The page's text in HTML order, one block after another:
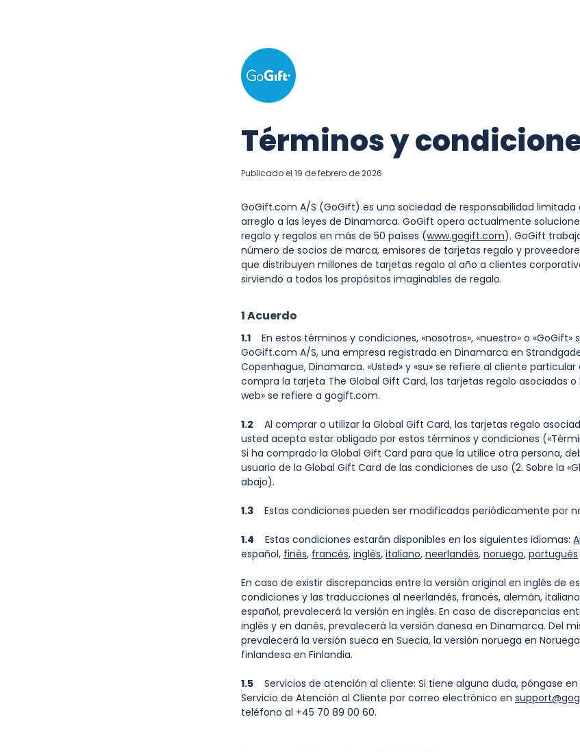
Términos y
Publicado el 19 de febrero de 2026
GoGift.com A/S (GoGift) es una sociedad de responsabilidad
arreglo a las leyes de Dinamarca. GoGift opera actualmente
regalo y regalos en más de 50 países (www.gogift.com). GoGift
número de socios de marca, emisores de tarjetas regalo y
que distribuyen millones de tarjetas regalo al año a clientes
sirviendo a todos los propósitos imaginables de regalo.
1 Acuerdo
1.1 En estos términos y condiciones, «nosotros», «nuestro» o «GoGift»
GoGift.com A/S, una empresa registrada en Dinamarca en Strandgade
Copenhague, Dinamarca. «Usted» y «su» se refiere al cliente
compra la tarjeta The Global Gift Card, las tarjetas regalo asociadas o
web» se refiere a gogift.com.
1.2 Al comprar o utilizar la Global Gift Card, las tarjetas regalo
usted acepta estar obligado por estos términos y condiciones
Si ha comprado la Global Gift Card para que la utilice otra persona,
usuario de la Global Gift Card de las condiciones de uso (2. Sobre la
abajo).
1.3 Estas condiciones pueden ser modificadas periódicamente por
1.4 Estas condiciones estarán disponibles en los siguientes idiomas:
español, finés, francés, inglés, italiano, neerlandés, noruego, portugués
En caso de existir discrepancias entre la versión original en inglés de
condiciones y las traducciones al neerlandés, francés, alemán,
español, prevalecerá la versión en inglés. En caso de discrepancias
inglés y en danés, prevalecerá la versión danesa en Dinamarca. Del
prevalecerá la versión sueca en Suecia, la versión noruega en
finlandesa en Finlandia.
1.5 Servicios de atención al cliente: Si tiene alguna duda, póngase
Servicio de Atención al Cliente por correo electrónico en
teléfono al +45 70 89 00 60.